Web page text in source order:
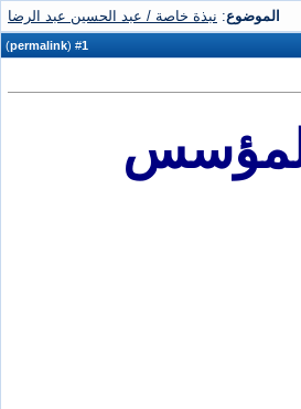
الموضوع: نبذة خاصة / عبد الحسين عبد الرضا
1
(
permalink
)